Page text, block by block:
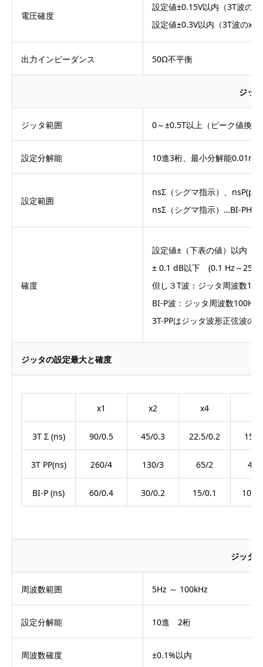
電圧確度
設定値±0.15V以内（3T波の
設定値±0.3V以内（3T波の
出力インピーダンス 50Ω不平衡
ジッ
ジッタ範囲 0～±0.5T以上（ピーク値換算
設定分解能 10進3桁、最小分解能0.01ns
設定範囲
nsΣ（シグマ指示）、nsP(p-
nsΣ（シグマ指示）…BI-
確度
設定値±（下表の値）以内
± 0.1 dB以下 (0.1 Hz～250
但し３T波：ジッタ周波数
BI-P波：ジッタ周波数100Hz
3T-PPはジッタ波形正弦波の
ジッタの設定最大と確度
x1 x2 x4
3T Σ (ns) 90/0.5 45/0.3 22.5/0.2 15/
3T PP(ns) 260/4 130/3 65/2 43/
BI-P (ns) 60/0.4 30/0.2 15/0.1 10/
ジッタ
周波数範囲 5Hz ～ 100kHz
設定分解能 10進 2桁
周波数確度 ±0.1%以内